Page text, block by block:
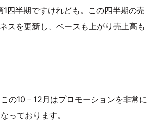
四半期ですけれども。この四半期の売
スを更新し、ベースも上がり売上高も
の10－12月はプロモーションを非常に
っております。